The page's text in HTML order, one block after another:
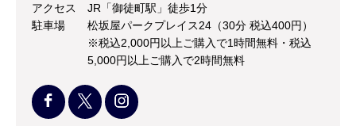
アクセス
JR「御徒町駅」徒歩1分
駐車場
松坂屋パークプレイス24（30分 税込400円）
※税込2,000円以上ご購入で1時間無料・税込
5,000円以上ご購入で2時間無料